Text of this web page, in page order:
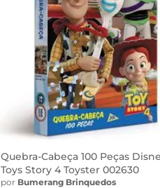
Quebra-Cabeça 100 Peças
Toys Story 4 Toyster 002630
por Bumerang Brinquedos